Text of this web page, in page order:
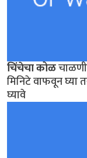
चिंचेचा कोळ
मिनिटे वाफवून घ्या
घ्यावे